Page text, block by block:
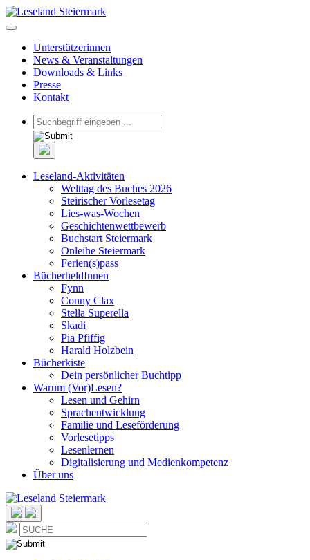
Unterstützerinnen
News & Veranstaltungen
Downloads & Links
Presse
Kontakt
Leseland-Aktivitäten
Welttag des Buches 2026
Steirischer Vorlesetag
Lies-was-Wochen
Geschichtenwettbewerb
Buchstart Steiermark
Onleihe Steiermark
Ferien(s)pass
BücherheldInnen
Fynn
Conny Clax
Stella Superella
Skadi
Pia Pfiffig
Harald Holzbein
Bücherkiste
Dein persönlicher Buchtipp
Warum (Vor)Lesen?
Lesen und Gehirn
Sprachentwicklung
Familie und Leseförderung
Vorlesetipps
Lesenlernen
Digitalisierung und Medienkompetenz
Über uns